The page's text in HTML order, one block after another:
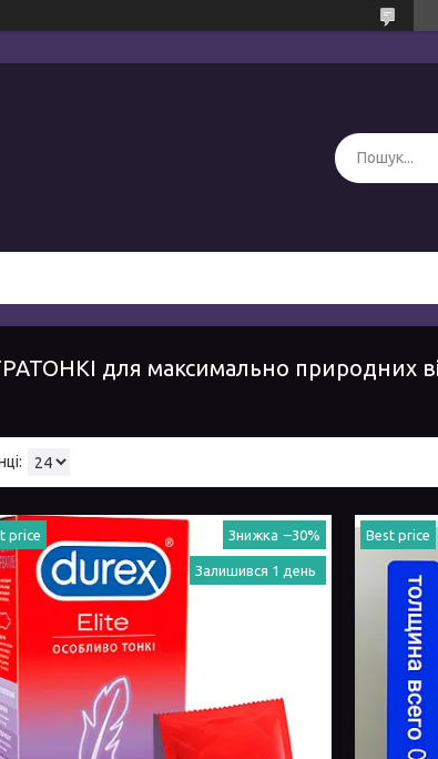
для максимально природних
price –30%
Залишився 1 день
Best price